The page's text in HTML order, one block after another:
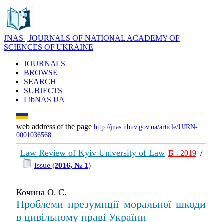
JNAS | JOURNALS OF NATIONAL ACADEMY OF
SCIENCES OF UKRAINE
JOURNALS
BROWSE
SEARCH
SUBJECTS
LibNAS UA
web address of the page http://jnas.nbuv.gov.ua/article/UJRN-
0001036568
Law Review of Kyiv University of Law Б - 2019 /
Issue (2016, № 1)
Кочина О. С.
Проблеми презумпції моральної шкоди
в цивільному праві України